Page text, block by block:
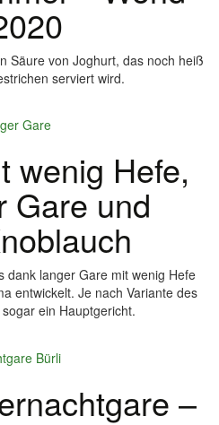
Säure von Joghurt, das noch heiß
serviert wird.
wenig Hefe,
Gare und
dank langer Gare mit wenig Hefe
entwickelt. Je nach Variante des
ein Hauptgericht.
–